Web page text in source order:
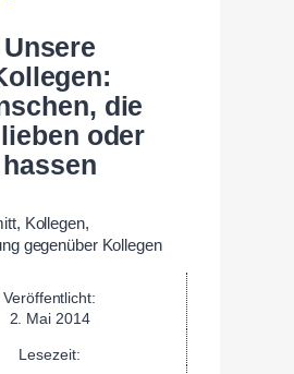
Unsere
die
oder
hassen
Veröffentlicht:
2. Mai 2014
Lesezeit: